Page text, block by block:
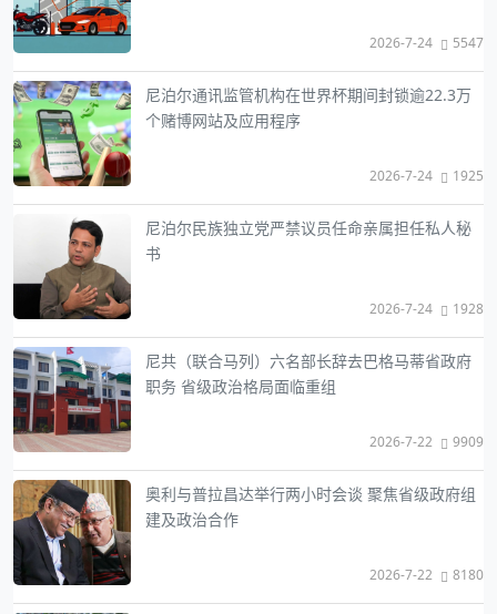
2026-7-24 5547
尼泊尔通讯监管机构在世界杯期间封锁逾22.3万
个赌博网站及应用程序
2026-7-24 1925
尼泊尔民族独立党严禁议员任命亲属担任私人秘
书
2026-7-24 1928
尼共（联合马列）六名部长辞去巴格马蒂省政府
职务 省级政治格局面临重组
2026-7-22 9909
奥利与普拉昌达举行两小时会谈 聚焦省级政府组
建及政治合作
2026-7-22 8180